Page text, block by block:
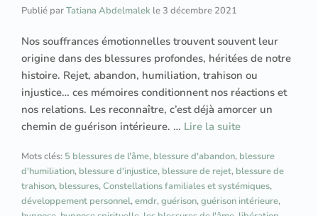
Publié parTatiana Abdelmalek le3 décembre 2021
Nos souffrances émotionnelles trouvent souvent leur
origine dans des blessures profondes, héritées de notre
histoire. Rejet, abandon, humiliation, trahison ou
injustice… ces mémoires conditionnent nos réactions et
nos relations. Les reconnaître, c’est déjà amorcer un
chemin de guérison intérieure. … Lire la suite
Mots clés: 5 blessures de l'âme, blessure d'abandon, blessure
d'humiliation, blessure d'injustice, blessure de rejet, blessure de
trahison, blessures,Constellations familiales et systémiques,
développement personnel,emdr,guérison,guérison intérieure,